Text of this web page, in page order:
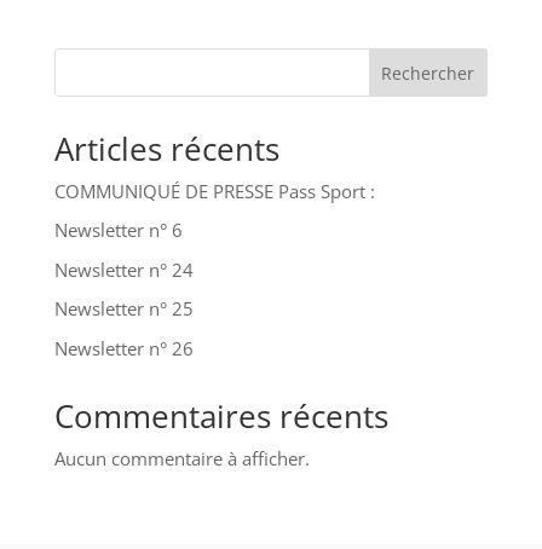
Rechercher
Articles récents
COMMUNIQUÉ DE PRESSE Pass Sport :
Newsletter n° 6
Newsletter n° 24
Newsletter n° 25
Newsletter n° 26
Commentaires récents
Aucun commentaire à afficher.